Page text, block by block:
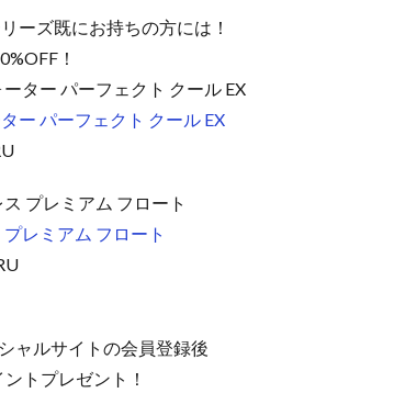
ーズ既にお持ちの方には！
！
ター パーフェクト クール EX
ー パーフェクト クール EX
プレミアム フロート
レミアム フロート
ルサイトの会員登録後
トプレゼント！